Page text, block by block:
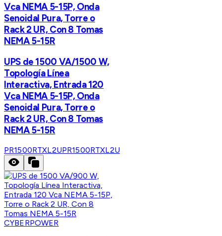
Vca NEMA 5-15P, Onda
Senoidal Pura, Torre o
Rack 2 UR, Con 8 Tomas
NEMA 5-15R
UPS de 1500 VA/1500 W,
Topología Línea
Interactiva, Entrada 120
Vca NEMA 5-15P, Onda
Senoidal Pura, Torre o
Rack 2 UR, Con 8 Tomas
NEMA 5-15R
PR1500RTXL2UPR1500RTXL2U
CYBERPOWER